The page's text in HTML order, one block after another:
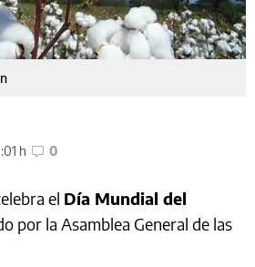
h 0
el Día Mundial del
por la Asamblea General de las